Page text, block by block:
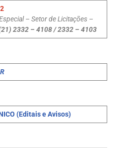
– Setor de Licitações –
2332 – 4108 / 2332 – 4103
(Editais e Avisos)